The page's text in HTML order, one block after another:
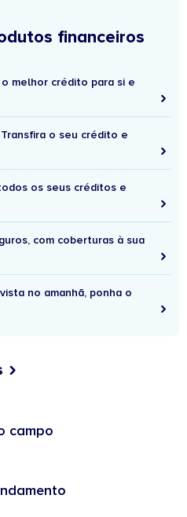
financeiros
melhor crédito para si e
o seu crédito e
os seus créditos e
com coberturas à sua
no amanhã, ponha o
campo